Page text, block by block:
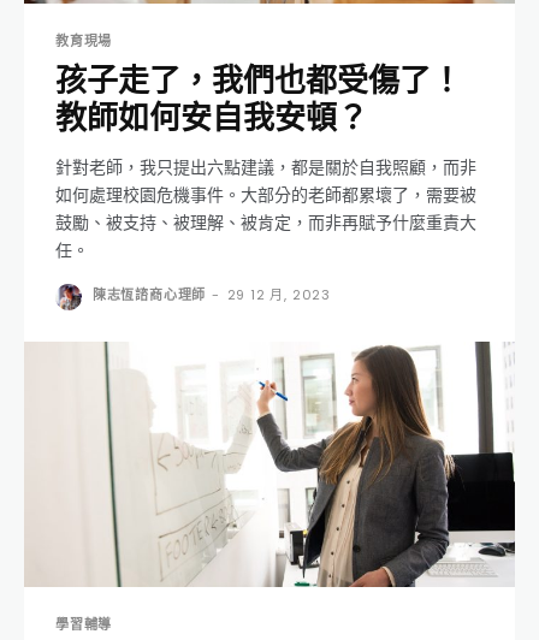
教育現場
孩子走了，我們也都受傷了！
教師如何安自我安頓？
針對老師，我只提出六點建議，都是關於自我照顧，而非
如何處理校園危機事件。大部分的老師都累壞了，需要被
鼓勵、被支持、被理解、被肯定，而非再賦予什麼重責大
任。
陳志恆諮商心理師 - 29 12 月, 2023
學習輔導